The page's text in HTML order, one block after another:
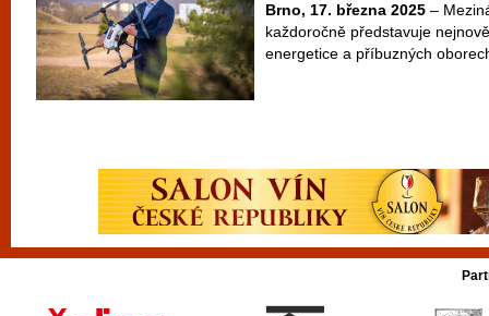
Brno, 17. března 2025 –
každoročně představuje
energetice a příbuzných